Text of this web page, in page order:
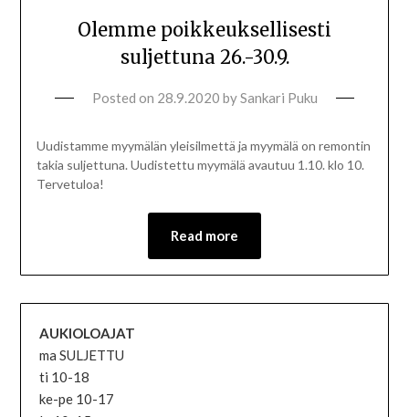
Olemme poikkeuksellisesti
suljettuna 26.-30.9.
Posted on 28.9.2020 bySankari Puku
Uudistamme myymälän yleisilmettä ja myymälä on remontin
takia suljettuna. Uudistettu myymälä avautuu 1.10. klo 10.
Tervetuloa!
Read more
AUKIOLOAJAT
ma SULJETTU
ti 10-18
ke-pe 10-17